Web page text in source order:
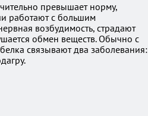
превышает норму,
работают с большим
возбудимость, страдают
обмен веществ. Обычно с
связывают два заболевания: